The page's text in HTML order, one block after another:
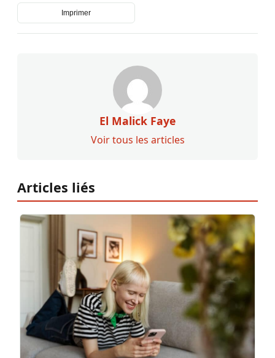
Imprimer
El Malick Faye
Voir tous les articles
Articles liés